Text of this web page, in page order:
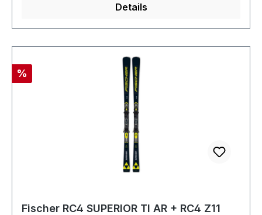
Details
Rabatt
%
Fischer RC4 SUPERIOR TI AR + RC4 Z11